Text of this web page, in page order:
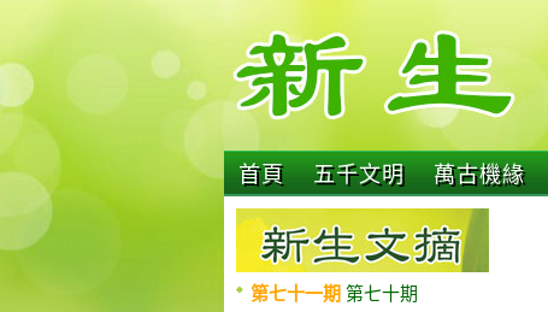
首頁 五千文明 萬古機緣
第七十一期 第七十期